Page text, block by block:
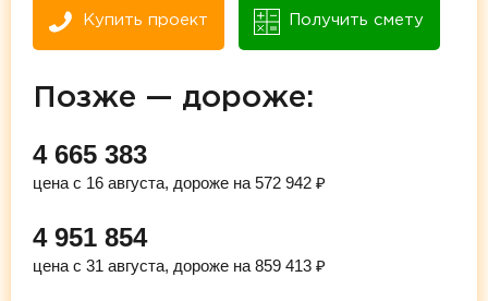
Купить проект Получить смету
Позже — дороже:
4 665 383
цена с 16 августа, дороже на 572 942 ₽
4 951 854
цена с 31 августа, дороже на 859 413 ₽